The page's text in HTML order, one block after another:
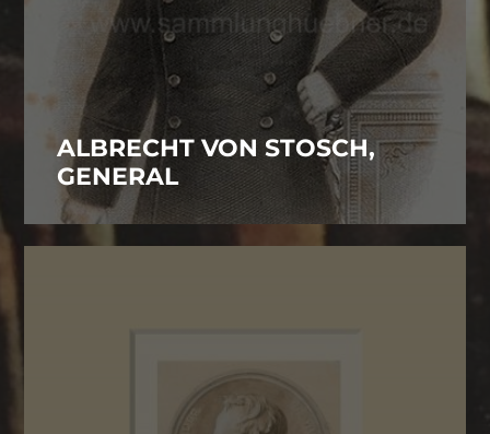
ALBRECHT VON STOSCH,
GENERAL